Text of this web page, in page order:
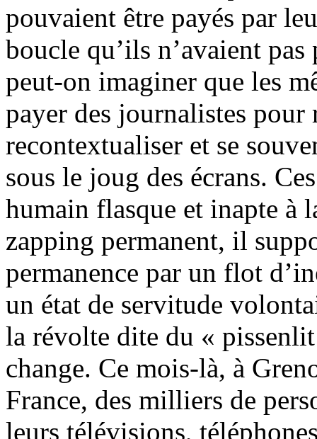
pouvaient être payés par
boucle qu’ils n’avaient
peut-on imaginer que les
payer des journalistes pour
recontextualiser et se
sous le joug des écrans.
humain flasque et inapte à
zapping permanent, il
permanence par un flot
un état de servitude
la révolte dite du «
change. Ce mois-là, à
France, des milliers de
leurs télévisions,